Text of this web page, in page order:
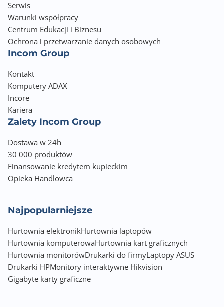
Obrót wokół własnej osi [Swivel]
-180° / +180°
Regulacja wysokości
Tak - 130mm
Wbudowane głośniki
2 x 2W
Montaż VESA
100 x 100
Nasycenie kolorów
100% (sRGB)
0.50 W
Kolor obudowy
Czarny (Black)
Serwis
Warunki współpracy
Centrum Edukacji i Biznesu
Ochrona i przetwarzanie danych osobowych
Incom Group
Kontakt
Komputery ADAX
Incore
Kariera
Zalety Incom Group
Dostawa w 24h
30 000 produktów
Finansowanie kredytem kupieckim
Opieka Handlowca
Najpopularniejsze
Hurtownia elektronikHurtownia laptopów
Hurtownia komputerowaHurtownia kart graficznych
Hurtownia monitorówDrukarki do firmyLaptopy ASUS
Drukarki HPMonitory interaktywne Hikvision
Gigabyte karty graficzne